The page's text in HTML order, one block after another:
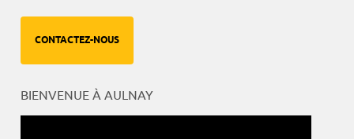
CONTACTEZ-NOUS
BIENVENUE À AULNAY